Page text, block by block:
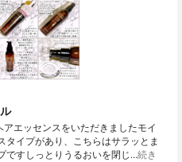
アエッセンスをいただきましたモイ
タイプがあり、こちらはサラッとま
ですしっとりうるおいを閉じ…続き